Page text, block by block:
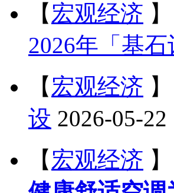
【 宏观经济 】
2026年「基
【 宏观经济 】
设 2026-05-22
【 宏观经济 】